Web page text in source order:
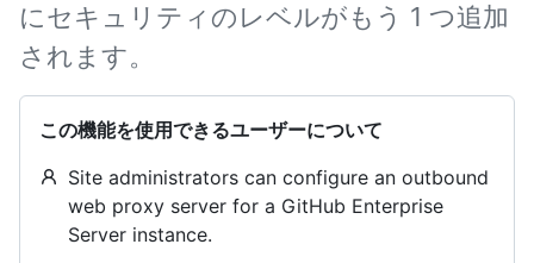
にセキュリティのレベルがもう 1 つ追加
されます。
この機能を使用できるユーザーについて
Site administrators can configure an outbound
web proxy server for a GitHub Enterprise
Server instance.